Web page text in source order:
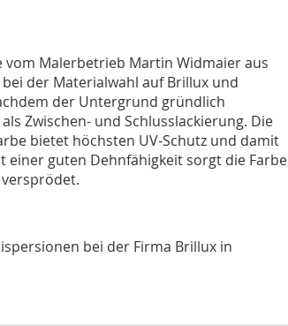
Malerbetrieb Martin Widmaier aus
der Materialwahl auf Brillux und
der Untergrund gründlich
Zwischen- und Schlusslackierung. Die
bietet höchsten UV-Schutz und damit
einer guten Dehnfähigkeit sorgt die Farbe
bei der Firma Brillux in